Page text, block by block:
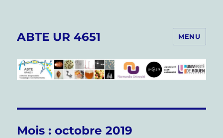
ABTE UR 4651 MENU
Mois :octobre 2019